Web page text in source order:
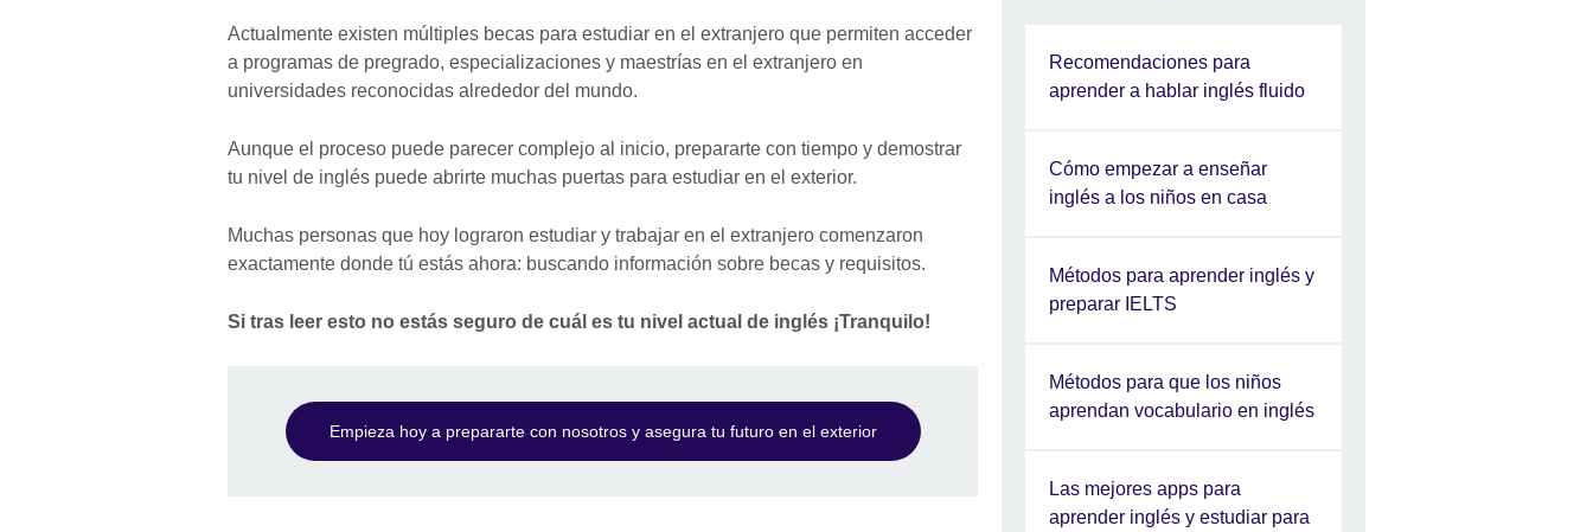
Actualmente existen múltiples becas para estudiar en el extranjero que permiten acceder
a programas de pregrado, especializaciones y maestrías en el extranjero en
universidades reconocidas alrededor del mundo.
Aunque el proceso puede parecer complejo al inicio, prepararte con tiempo y demostrar
tu nivel de inglés puede abrirte muchas puertas para estudiar en el exterior.
Muchas personas que hoy lograron estudiar y trabajar en el extranjero comenzaron
exactamente donde tú estás ahora: buscando información sobre becas y requisitos.
Si tras leer esto no estás seguro de cuál es tu nivel actual de inglés ¡Tranquilo!
Empieza hoy a prepararte con nosotros y asegura tu futuro en el exterior
Recomendaciones para
aprender a hablar inglés fluido
Cómo empezar a enseñar
inglés a los niños en casa
Métodos para aprender inglés y
preparar IELTS
Métodos para que los niños
aprendan vocabulario en inglés
Las mejores apps para
aprender inglés y estudiar para